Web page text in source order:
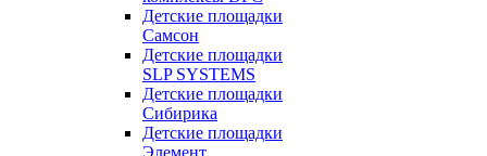
Детские площадки
Самсон
Детские площадки
SLP SYSTEMS
Детские площадки
Сибирика
Детские площадки
Элемент